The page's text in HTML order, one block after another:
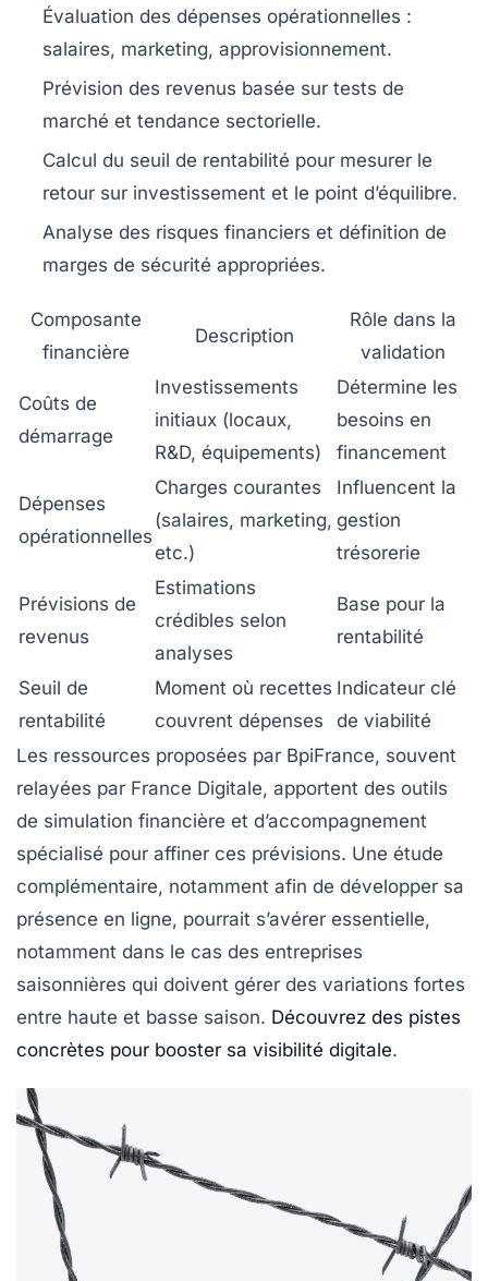
Évaluation des dépenses opérationnelles :
salaires, marketing, approvisionnement.
Prévision des revenus basée sur tests de
marché et tendance sectorielle.
Calcul du seuil de rentabilité pour mesurer le
retour sur investissement et le point d’équilibre.
Analyse des risques financiers et définition de
marges de sécurité appropriées.
Composante
financière
Description
Rôle dans la
validation
Coûts de
démarrage
Investissements
initiaux (locaux,
R&D, équipements)
Détermine les
besoins en
financement
Dépenses
opérationnelles
Charges courantes
(salaires, marketing,
etc.)
Influencent la
gestion
trésorerie
Prévisions de
revenus
Estimations
crédibles selon
analyses
Base pour la
rentabilité
Seuil de
rentabilité
Moment où recettes
couvrent dépenses
Indicateur clé
de viabilité
Les ressources proposées par BpiFrance, souvent
relayées par France Digitale, apportent des outils
de simulation financière et d’accompagnement
spécialisé pour affiner ces prévisions. Une étude
complémentaire, notamment afin de développer sa
présence en ligne, pourrait s’avérer essentielle,
notamment dans le cas des entreprises
saisonnières qui doivent gérer des variations fortes
entre haute et basse saison. Découvrez des pistes
concrètes pour booster sa visibilité digitale.